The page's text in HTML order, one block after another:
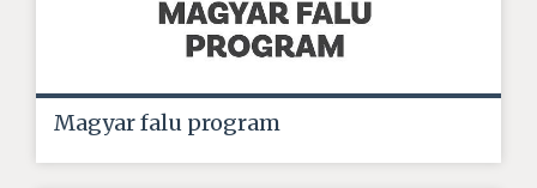
Magyar falu program